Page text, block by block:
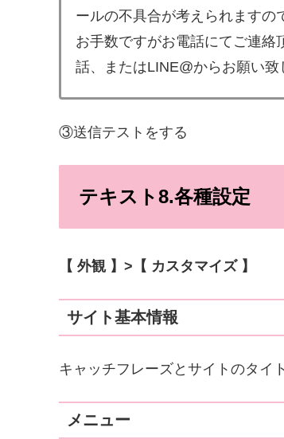
ールの不具合が考えられますの
お手数ですがお電話にてご連
話、またはLINE@からお願い致
③送信テストをする
テキスト8.各種設定
【 外観 】>【 カスタマイズ 】
サイト基本情報
キャッチフレーズとサイトのタイ
メニュー